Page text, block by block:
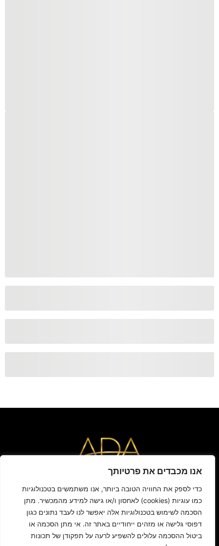
אנו מכבדים את פרטיותך
כדי לספק את החוויה הטובה ביותר, אנו משתמשים בטכנולוגיות
כמו עוגיות (cookies) לאחסון ו/או גישה למידע מהמכשיר. מתן
הסכמה לשימוש בטכנולוגיות אלה יאפשר לנו לעבד נתונים כגון
דפוסי גלישה או מזהים ייחודיים באתר זה. אי מתן הסכמה או
ביטול ההסכמה עלולים להשפיע לרעה על תפקודן של תכונות
תכנים מקצועיים
יצירת קשר
davidsonclinics@gmail.com
03-3819450